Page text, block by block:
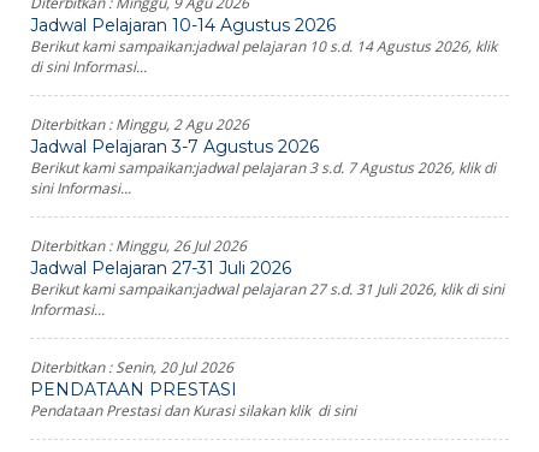
Jadwal Pelajaran 10-14 Agustus 2026
Berikut kami sampaikan:jadwal pelajaran 10 s.d. 14 Agustus 2026, klik
di sini Informasi...
Diterbitkan :Minggu, 2 Agu 2026
Jadwal Pelajaran 3-7 Agustus 2026
Berikut kami sampaikan:jadwal pelajaran 3 s.d. 7 Agustus 2026, klik di
sini Informasi...
Diterbitkan :Minggu, 26 Jul 2026
Jadwal Pelajaran 27-31 Juli 2026
Berikut kami sampaikan:jadwal pelajaran 27 s.d. 31 Juli 2026, klik di sini
Informasi...
Diterbitkan :Senin, 20 Jul 2026
PENDATAAN PRESTASI
Pendataan Prestasi dan Kurasi silakan klik di sini